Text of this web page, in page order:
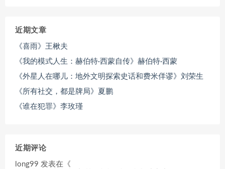
近期文章
《喜雨》王楸夫
《我的模式人生：赫伯特·西蒙自传》赫伯特·西蒙
《外星人在哪儿：地外文明探索史话和费米佯谬》刘荣生
《所有社交，都是牌局》夏鹏
《谁在犯罪》李玫瑾
近期评论
long99 发表在《